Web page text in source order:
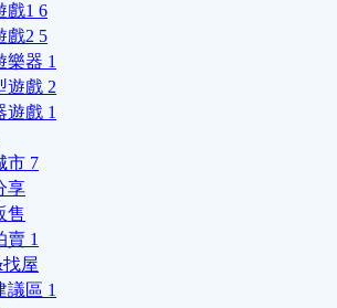
戲1 6
戲2 5
樂器 1
遊戲 2
遊戲 1
市 7
享
售
賣 1
屋
議區 1